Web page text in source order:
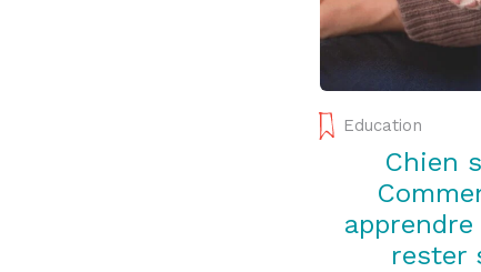
Education
Chien
rester